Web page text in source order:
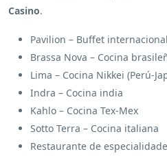
Casino.
Pavilion – Buffet internacional
Brassa Nova – Cocina
Lima – Cocina Nikkei (Perú-
Indra – Cocina india
Kahlo – Cocina Tex-Mex
Sotto Terra – Cocina italiana
Restaurante de